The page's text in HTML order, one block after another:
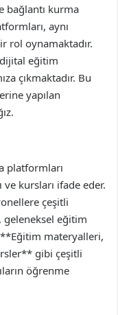
bağlantı kurma
aynı
rol oynamaktadır.
eğitim
çıkmaktadır. Bu
yapılan
platformları
kursları ifade eder.
çeşitli
geleneksel eğitim
**Eğitim materyalleri,
gibi çeşitli
öğrenme